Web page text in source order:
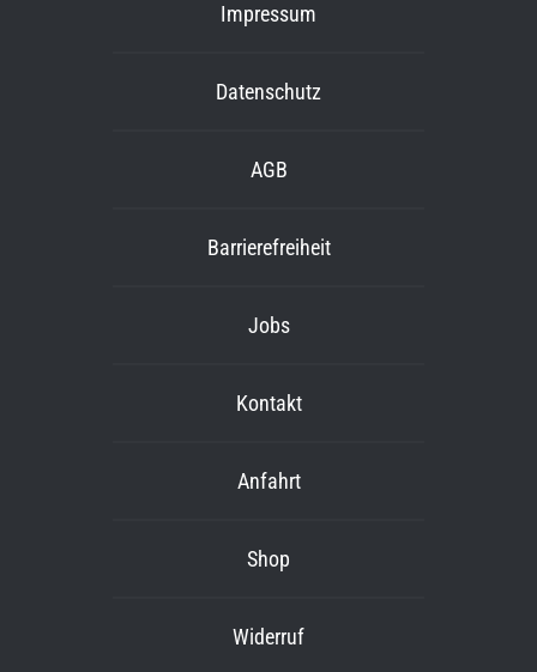
Impressum
Datenschutz
AGB
Barrierefreiheit
Jobs
Kontakt
Anfahrt
Shop
Widerruf